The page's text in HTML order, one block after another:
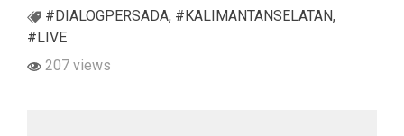
#DIALOGPERSADA, #KALIMANTANSELATAN,
#LIVE
207 views